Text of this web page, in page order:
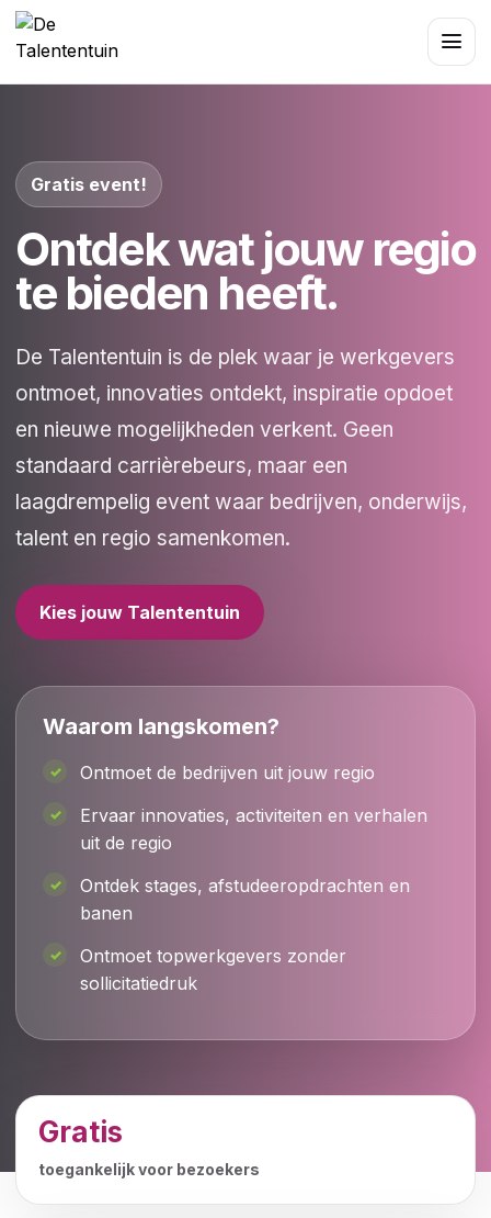
Gratis event!
Ontdek wat jouw regio
te bieden heeft.
De Talententuin is de plek waar je werkgevers
ontmoet, innovaties ontdekt, inspiratie opdoet
en nieuwe mogelijkheden verkent. Geen
standaard carrièrebeurs, maar een
laagdrempelig event waar bedrijven, onderwijs,
talent en regio samenkomen.
Kies jouw Talententuin
Waarom langskomen?
Ontmoet de bedrijven uit jouw regio
Ervaar innovaties, activiteiten en verhalen
uit de regio
Ontdek stages, afstudeeropdrachten en
banen
Ontmoet topwerkgevers zonder
sollicitatiedruk
Gratis
toegankelijk voor bezoekers